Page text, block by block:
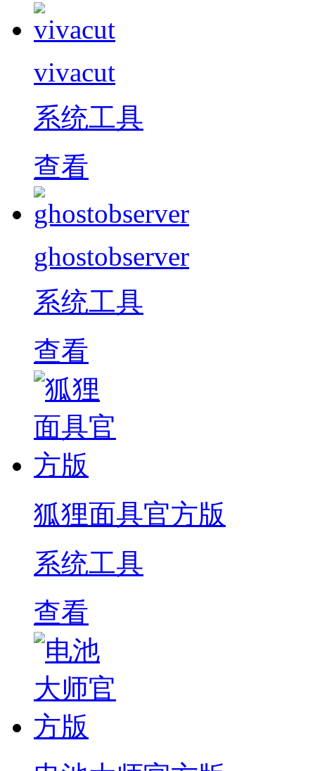
vivacut
系统工具
查看
ghostobserver
系统工具
查看
狐狸面具官方版
系统工具
查看